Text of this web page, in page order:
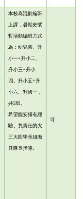
本校為混齡編班
上課，暑期史懷
哲活動編班方式
為：幼兒園、升
小一+升小二、
升小三+升小
四、升小五+升
小六、升國一，
共5班。
希望能安排有經
驗、負責任的大
三大四學長姐擔
任隊長指導。
可